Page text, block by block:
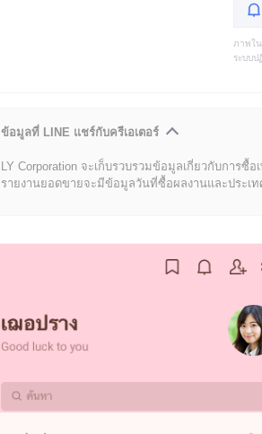
ภาพใน
ระบบ
ข้อมูลที่ LINE แชร์กับครีเอเตอร์
LY Corporation จะเก็บรวบรวมข้อมูลเกี่ยวกับการซื้
รายงานยอดขายจะมีข้อมูลวันที่ซื้อผลงานและประ